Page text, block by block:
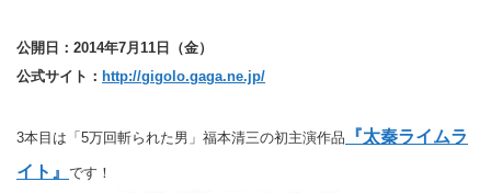
公開日：2014年7月11日（金）
公式サイト： http://gigolo.gaga.ne.jp/
3本目は「5万回斬られた男」福本清三の初主演作品
『太秦ライムラ
イト』 です！